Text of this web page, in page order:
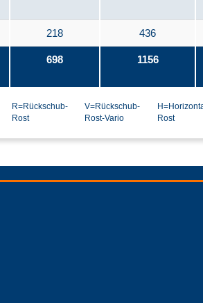
218 436
698 1156
R=Rückschub-
Rost
V=Rückschub-
Rost-Vario
Rost